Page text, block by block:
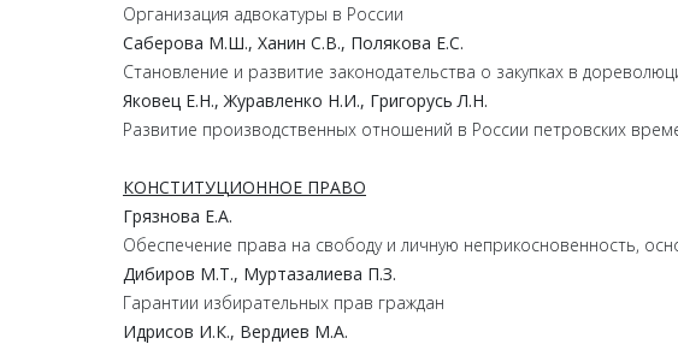
Организация адвокатуры в России
Саберова М.Ш., Ханин С.В., Полякова Е.С.
Становление и развитие законодательства о закупках в
Яковец Е.Н.,Журавленко Н.И., ГригорусьЛ.Н.
Развитие производственных отношений в России петровских
КОНСТИТУЦИОННОЕ ПРАВО
Грязнова Е.А.
Обеспечение права на свободу и личную неприкосновенность,
Дибиров М.Т., Муртазалиева П.З.
Гарантии избирательных прав граждан
Идрисов И.К., Вердиев М.А.